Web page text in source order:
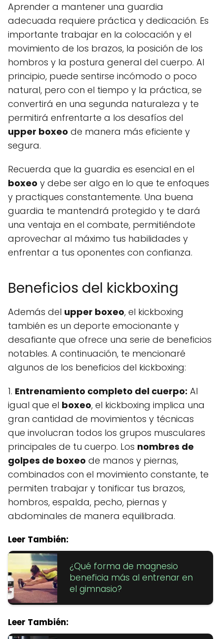
Aprender a mantener una guardia
adecuada requiere práctica y dedicación. Es
importante trabajar en la colocación y el
movimiento de los brazos, la posición de los
hombros y la postura general del cuerpo. Al
principio, puede sentirse incómodo o poco
natural, pero con el tiempo y la práctica, se
convertirá en una segunda naturaleza y te
permitirá enfrentarte a los desafíos del
upper boxeo de manera más eficiente y
segura.
Recuerda que la guardia es esencial en el
boxeo y debe ser algo en lo que te enfoques
y practiques constantemente. Una buena
guardia te mantendrá protegido y te dará
una ventaja en el combate, permitiéndote
aprovechar al máximo tus habilidades y
enfrentar a tus oponentes con confianza.
Beneficios del kickboxing
Además del upper boxeo, el kickboxing
también es un deporte emocionante y
desafiante que ofrece una serie de beneficios
notables. A continuación, te mencionaré
algunos de los beneficios del kickboxing:
1. Entrenamiento completo del cuerpo: Al
igual que el boxeo, el kickboxing implica una
gran cantidad de movimientos y técnicas
que involucran todos los grupos musculares
principales de tu cuerpo. Los nombres de
golpes de boxeo de manos y piernas,
combinados con el movimiento constante, te
permiten trabajar y tonificar tus brazos,
hombros, espalda, pecho, piernas y
abdominales de manera equilibrada.
Leer También:
¿Qué forma de magnesio
beneficia más al entrenar en
el gimnasio?
Leer También: